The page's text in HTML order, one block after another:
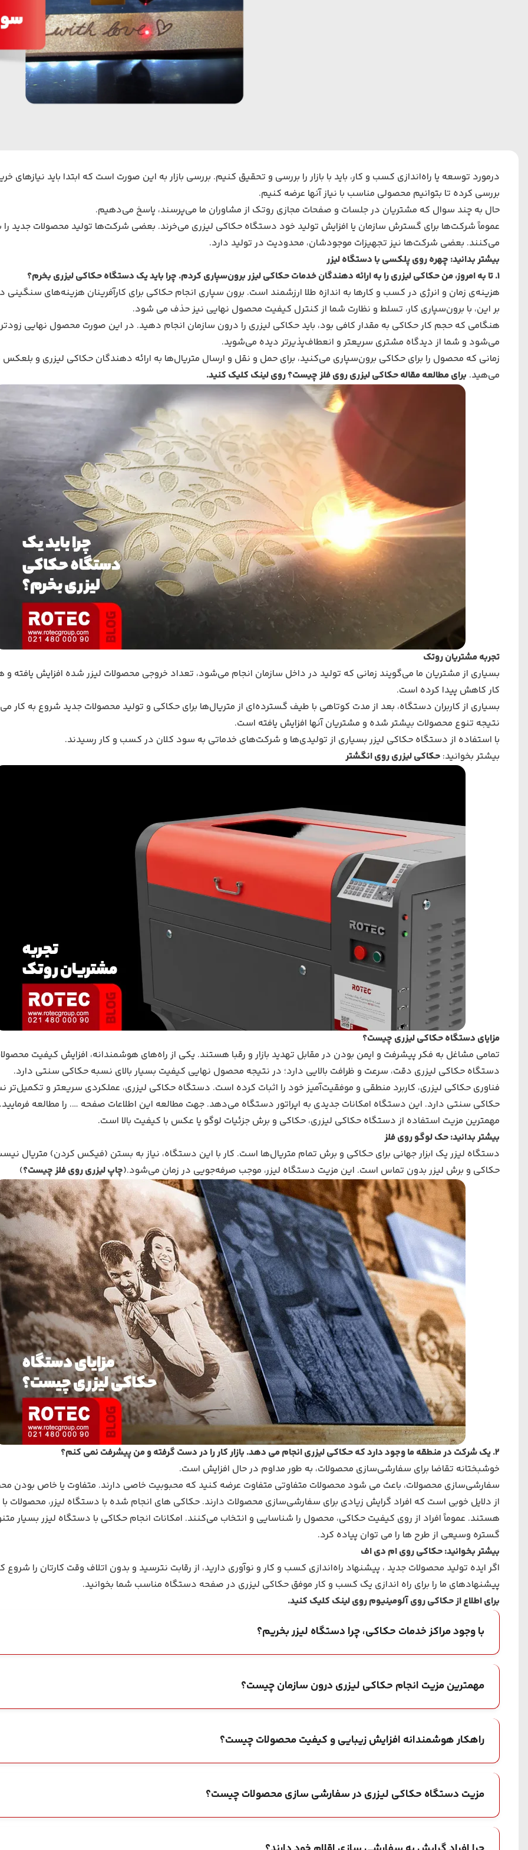
درمورد توسعه یا راه‌اندازی کسب و کار، باید با بازار را بررسی و تحقیق کنیم. بررسی بازار به این صورت است که ابتدا باید نیازهای
بررسی کرده تا بتوانیم محصولی مناسب با نیاز آنها عرضه کنیم.
حال به چند سوال که مشتریان در جلسات و صفحات مجازی روتک از مشاوران ما می‌پرسند، پاسخ می‌دهیم.
عموماً شرکت‌ها برای گسترش سازمان یا افزایش تولید خود دستگاه حکاکی لیزری می‌خرند. بعضی شرکت‌ها تولید محصولات جدید
می‌کنند. بعضی شرکت‌ها نیز تجهیزات موجودشان، محدودیت در تولید دارد.
بیشتر بدانید: چهره روی پلکسی با دستگاه لیزر
1. تا به امروز، من حکاکی لیزری را به ارائه دهندگان خدمات حکاکی لیزر برون‌سپاری کردم. چرا باید یک دستگاه حکاکی لیزری بخرم؟
هزینه‌ی زمان و انرژی در کسب و کارها به اندازه طلا ارزشمند است. برون سپاری انجام حکاکی برای کارآفرینان هزینه‌های سنگینی
بر این، با برون‌سپاری کار، تسلط و نظارت شما از كنترل كیفیت محصول نهایی نیز حذف می شود.
هنگامی که حجم کار حکاکی به مقدار کافی بود، باید حکاکی لیزری را درون سازمان انجام دهید. در این صورت محصول نهایی زودتر
می‌شود و شما از دیدگاه مشتری سریعتر و انعطاف‌پذیرتر دیده می‌شوید.
زمانی که محصول را برای حکاکی برون‌سپاری می‌کنید، برای حمل و نقل و ارسال متریال‌ها به ارائه دهندگان حکاکی لیزری و
می‌هید. برای مطالعه مقاله حکاکی لیزری روی فلز چیست؟ روی لینک کلیک کنید.
تجربه مشتریان روتک
بسیاری از مشتریان ما می‌گویند زمانی که تولید در داخل سازمان انجام می‌شود، تعداد خروجی محصولات لیزر شده افزایش یافته و
کار کاهش پیدا کرده است.
بسیاری از کاربران دستگاه، بعد از مدت کوتاهی با طیف گسترده‌ای از متریال‌ها برای حکاکی و تولید محصولات جدید شروع به کار
نتیجه تنوع محصولات بیشتر شده و مشتریان آنها افزایش یافته است.
با استفاده از دستگاه حکاکی لیزر بسیاری از تولیدی‌ها و شرکت‌های خدماتی به سود کلان در کسب و کار رسیدند.
بیشتر بخوانید: حکاکی لیزری روی انگشتر
مزایای دستگاه حکاکی لیزری چیست؟
تمامی مشاغل به فکر پیشرفت و ایمن بودن در مقابل تهدید بازار و رقبا هستند. یکی از راه‌های هوشمندانه، افزایش کیفیت
دستگاه حکاکی لیزری دقت، سرعت و ظرافت بالایی دارد؛ در نتیجه محصول نهایی کیفیت بسیار بالای نسبه حکاکی سنتی دارد.
فناوری حکاکی لیزری، کاربرد منطقی و موفقیت‌آمیز خود را اثبات کرده است. دستگاه حکاکی لیزری، عملکردی سریعتر و تکمیل‌تر
حکاکی سنتی دارد. این دستگاه امکانات جدیدی به اپراتور دستگاه می‌دهد. جهت مطالعه این اطلاعات صفحه …. را مطالعه فرمایید.
مهمترین مزیت استفاده از دستگاه حکاکی لیزری، حکاکی و برش جزئیات لوگو یا عکس با کیفیت بالا است.
بیشتر بدانید:حک لوگو روی فلز
دستگاه لیزر یک ابزار جهانی برای حکاکی و برش تمام متریال‌ها است. کار با این دستگاه، نیاز به بستن (فیکس کردن) متریال
حکاکی و برش لیزر بدون تماس است. این مزیت دستگاه لیزر، موجب صرفه‌جویی در زمان می‌شود.(چاپ لیزری روی فلز چیست؟)
2. یک شرکت در منطقه ما وجود دارد که حکاکی لیزری انجام می دهد. بازار کار را در دست گرفته و من پیشرفت نمی کنم؟
خوشبختانه تقاضا برای سفارشی‌سازی محصولات، به طور مداوم در حال افزایش است.
سفارشی‌سازی محصولات، باعث می شود محصولات متفاوتی متفاوت عرضه کنید که محبوبیت خاصی دارند. متفاوت یا خاص بودن
از دلایل خوبی است که افراد گرایش زیادی برای سفارشی‌سازی محصولات دارند. حکاکی های انجام شده با دستگاه لیزر، محصولات
هستند. عموماً افراد از روی کیفیت حکاکی، محصول را شناسایی و انتخاب می‌کنند. امکانات انجام حکاکی با دستگاه لیزر بسیار
گستره وسیعی از طرح ها را می توان پیاده کرد.
بیشتر بخوانید:حکاکی روی ام دی اف
اگر ایده تولید محصولات جدید ، پیشنهاد راه‌اندازی کسب و کار و نوآوری دارید، از رقابت نترسید و بدون اتلاف وقت کارتان را شروع
پیشنهادهای ما را برای راه اندازی یک کسب و کار موفق حکاکی لیزری در صفحه دستگاه مناسب شما بخوانید.
برای اطلاع از حکاکی روی آلومینیوم روی لینک کلیک کنید.
با وجود مراکز خدمات حکاکی، چرا دستگاه لیزر بخریم؟
مهمترین مزیت انجام حکاکی لیزری درون سازمان چیست؟
راهکار هوشمندانه افزایش زیبایی و کیفیت محصولات چیست؟
مزیت دستگاه حکاکی لیزری در سفارشی سازی محصولات چیست؟